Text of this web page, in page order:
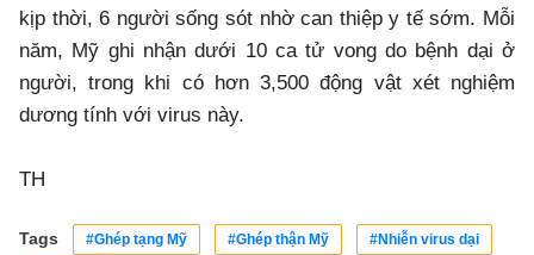
kịp thời, 6 người sống sót nhờ can thiệp y tế sớm. Mỗi
năm, Mỹ ghi nhận dưới 10 ca tử vong do bệnh dại ở
người, trong khi có hơn 3,500 động vật xét nghiệm
dương tính với virus này.
TH
Tags #Ghép tạng Mỹ #Ghép thận Mỹ #Nhiễn virus dại